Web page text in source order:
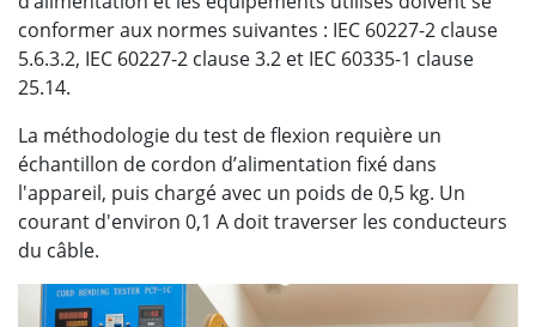
conformer aux normes suivantes : IEC 60227-2 clause
5.6.3.2, IEC 60227-2 clause 3.2 et IEC 60335-1 clause
25.14.
La méthodologie du test de flexion requière un
échantillon de cordon d’alimentation fixé dans
l'appareil, puis chargé avec un poids de 0,5 kg. Un
courant d'environ 0,1 A doit traverser les conducteurs
du câble.